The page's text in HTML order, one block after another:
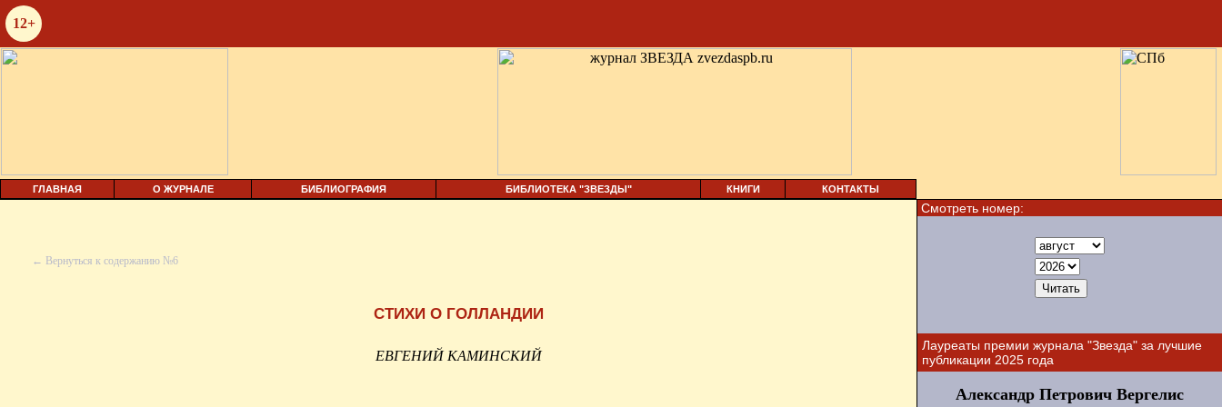
12+
ГЛАВНАЯ О ЖУРНАЛЕ БИБЛИОГРАФИЯ БИБЛИОТЕКА "ЗВЕЗДЫ" КНИГИ КОНТАКТЫ
← Вернуться к содержанию №6
СТИХИ О ГОЛЛАНДИИ
ЕВГЕНИЙ КАМИНСКИЙ
Смотреть номер:
Лауреаты премии журнала "Звезда" за лучшие
публикации 2025 года
Александр Петрович Вергелис